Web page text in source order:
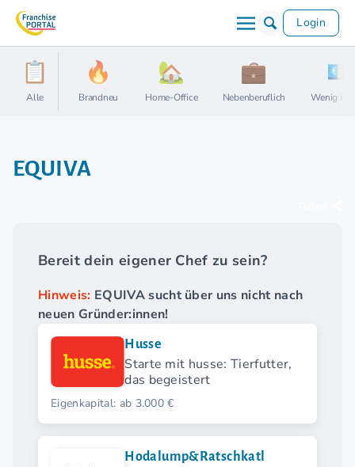
Login
Alle Brandneu Home-Office Nebenberuflich Wenig
EQUIVA
Bereit dein eigener Chef zu sein?
Hinweis: EQUIVA sucht über uns nicht nach
neuen Gründer:innen!
Husse
Starte mit husse: Tierfutter,
das begeistert
Eigenkapital: ab 3.000 €
Hodalump&Ratschkatl